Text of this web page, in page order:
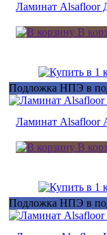
Ламинат Alsafloor
В
Подложка НПЭ в
Ламинат Alsafloor
В
Подложка НПЭ в